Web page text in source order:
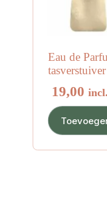
Eau de
tasverstuiver
19,00